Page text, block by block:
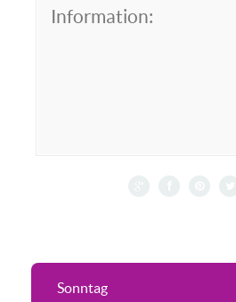
Information:
Sonntag